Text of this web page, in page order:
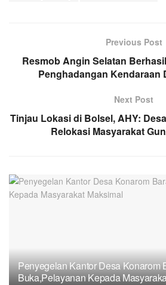
Previous Post
Resmob Angin Selatan
Penghadangan Kendaraan
Next Post
Tinjau Lokasi di Bolsel, AHY:
Relokasi Masyarakat
Penyegelan Kantor Desa Konarom
Buka,Pelayanan Kepada